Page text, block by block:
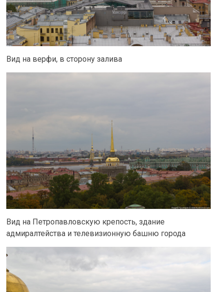
Вид на верфи, в сторону залива
Вид на Петропавловскую крепость, здание
адмиралтейства и телевизионную башню города